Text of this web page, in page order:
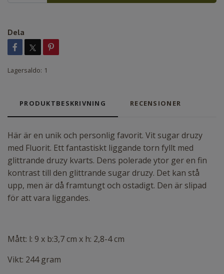
Dela
Lagersaldo: 1
PRODUKTBESKRIVNING RECENSIONER
Här är en unik och personlig favorit. Vit sugar druzy
med Fluorit. Ett fantastiskt liggande torn fyllt med
glittrande druzy kvarts. Dens polerade ytor ger en fin
kontrast till den glittrande sugar druzy. Det kan stå
upp, men är då framtungt och ostadigt. Den är slipad
för att vara liggandes.
Mått: l: 9 x b:3,7 cm x h: 2,8-4 cm
Vikt: 244 gram